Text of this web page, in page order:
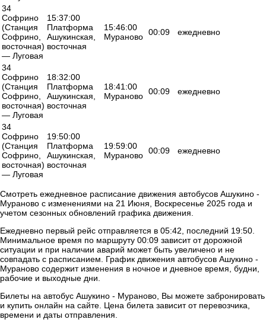
34
Софрино
(Станция
Софрино,
восточная)
— Луговая
15:37:00
Платформа
Ашукинская,
восточная
15:46:00
Мураново 00:09 ежедневно
34
Софрино
(Станция
Софрино,
восточная)
— Луговая
18:32:00
Платформа
Ашукинская,
восточная
18:41:00
Мураново 00:09 ежедневно
34
Софрино
(Станция
Софрино,
восточная)
— Луговая
19:50:00
Платформа
Ашукинская,
восточная
19:59:00
Мураново 00:09 ежедневно
Смотреть ежедневное расписание движения автобусов Ашукино -
Мураново с изменениями на 21 Июня, Воскресенье 2025 года и
учетом сезонных обновлений графика движения.
Ежедневно первый рейс отправляется в 05:42, последний 19:50.
Минимальное время по маршруту 00:09 зависит от дорожной
ситуации и при наличии аварий может быть увеличено и не
совпадать с расписанием. График движения автобусов Ашукино -
Мураново содержит изменения в ночное и дневное время, будни,
рабочие и выходные дни.
Билеты на автобус Ашукино - Мураново, Вы можете забронировать
и купить онлайн на сайте. Цена билета зависит от перевозчика,
времени и даты отправления.